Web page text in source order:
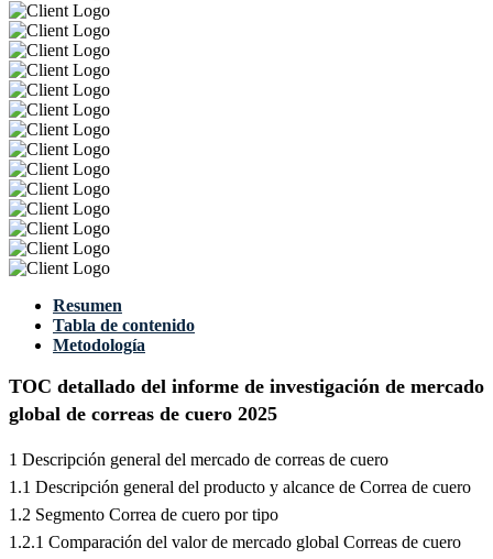
Resumen
Tabla de contenido
Metodología
TOC detallado del informe de investigación de mercado
global de correas de cuero 2025
1 Descripción general del mercado de correas de cuero
1.1 Descripción general del producto y alcance de Correa de cuero
1.2 Segmento Correa de cuero por tipo
1.2.1 Comparación del valor de mercado global Correas de cuero